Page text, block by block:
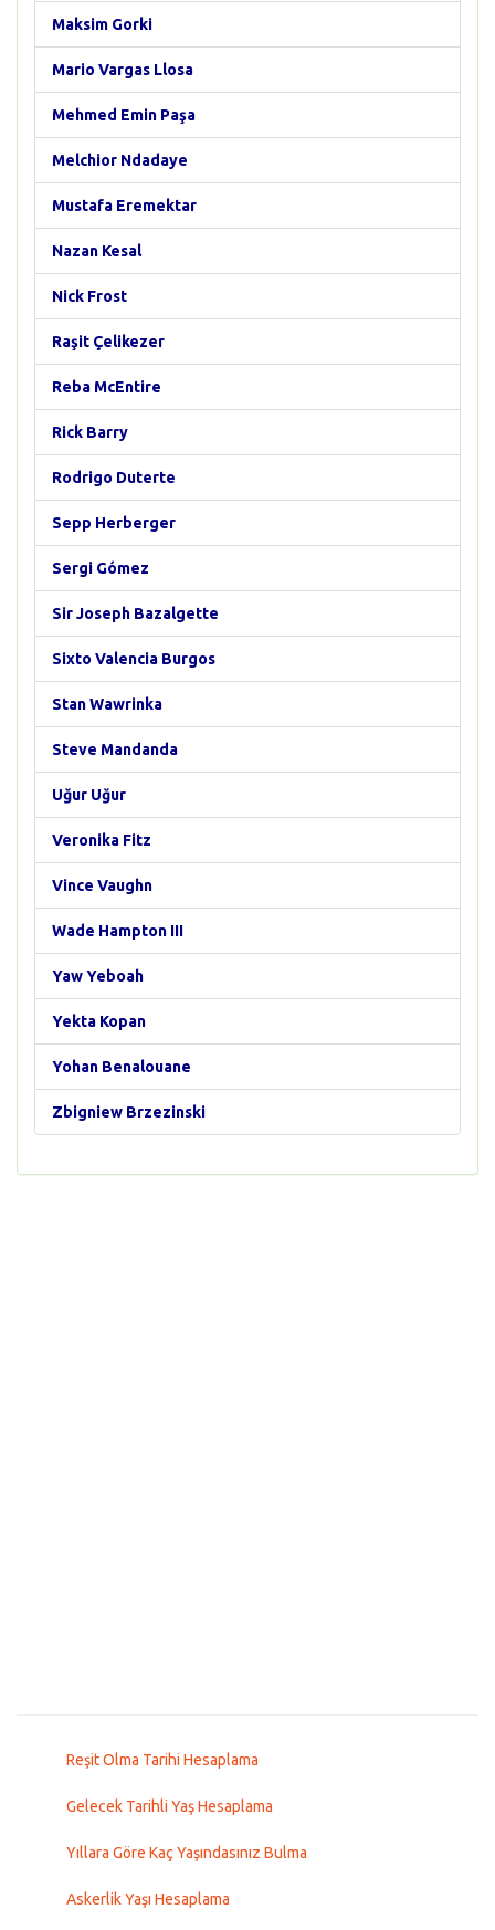
Maksim Gorki
Mario Vargas Llosa
Mehmed Emin Paşa
Melchior Ndadaye
Mustafa Eremektar
Nazan Kesal
Nick Frost
Raşit Çelikezer
Reba McEntire
Rick Barry
Rodrigo Duterte
Sepp Herberger
Sergi Gómez
Sir Joseph Bazalgette
Sixto Valencia Burgos
Stan Wawrinka
Steve Mandanda
Uğur Uğur
Veronika Fitz
Vince Vaughn
Wade Hampton III
Yaw Yeboah
Yekta Kopan
Yohan Benalouane
Zbigniew Brzezinski
Reşit Olma Tarihi Hesaplama
Gelecek Tarihli Yaş Hesaplama
Yıllara Göre Kaç Yaşındasınız Bulma
Askerlik Yaşı Hesaplama